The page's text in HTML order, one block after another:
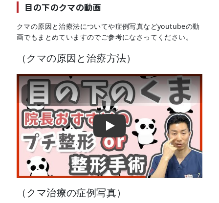
目の下のクマの動画
クマの原因と治療法についてや症例写真などyoutubeの動
画でもまとめていますのでご参考になさってください。
（クマの原因と治療方法）
Play
（クマ治療の症例写真）